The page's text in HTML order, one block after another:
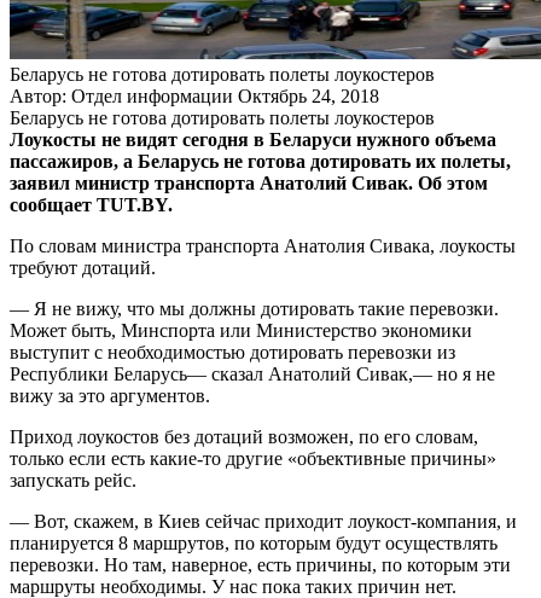
Беларусь не готова дотировать полеты лоукостеров
Автор: Отдел информации Октябрь 24, 2018
Беларусь не готова дотировать полеты лоукостеров
Лоукосты не видят сегодня в Беларуси нужного объема
пассажиров, а Беларусь не готова дотировать их полеты,
заявил министр транспорта Анатолий Сивак. Об этом
сообщает TUT.BY.
По словам министра транспорта Анатолия Сивака, лоукосты
требуют дотаций.
— Я не вижу, что мы должны дотировать такие перевозки.
Может быть, Минспорта или Министерство экономики
выступит с необходимостью дотировать перевозки из
Республики Беларусь— сказал Анатолий Сивак,— но я не
вижу за это аргументов.
Приход лоукостов без дотаций возможен, по его словам,
только если есть какие-то другие «объективные причины»
запускать рейс.
— Вот, скажем, в Киев сейчас приходит лоукост-компания, и
планируется 8 маршрутов, по которым будут осуществлять
перевозки. Но там, наверное, есть причины, по которым эти
маршруты необходимы. У нас пока таких причин нет.